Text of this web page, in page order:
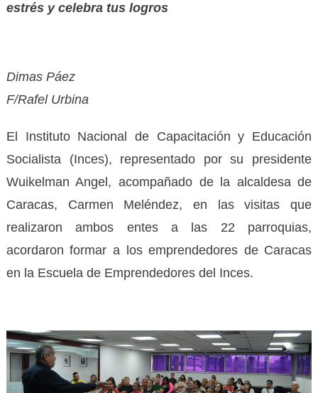
estrés y celebra tus logros
Dimas Páez
F/Rafel Urbina
El Instituto Nacional de Capacitación y Educación
Socialista (Inces), representado por su presidente
Wuikelman Angel, acompañado de la alcaldesa de
Caracas, Carmen Meléndez, en las visitas que
realizaron ambos entes a las 22 parroquias,
acordaron formar a los emprendedores de Caracas
en la Escuela de Emprendedores del Inces.